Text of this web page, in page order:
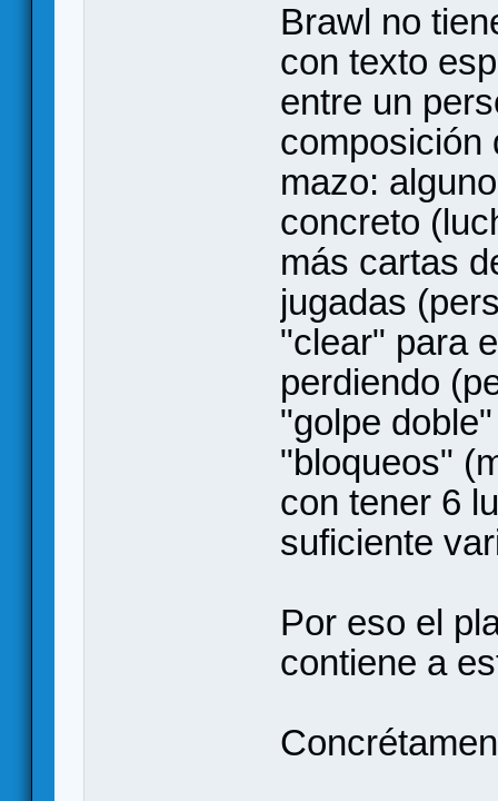
Brawl no
con texto
entre un
composición
mazo:
concreto
más cartas
jugadas
"clear" para
perdiendo
"golpe
"bloqueos"
con tener 6
suficiente
Por eso el
contiene a